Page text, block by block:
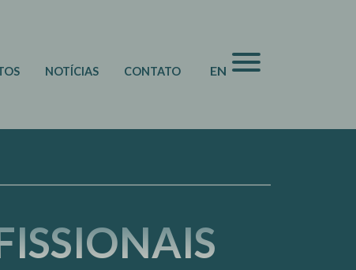
NOTÍCIAS CONTATO EN